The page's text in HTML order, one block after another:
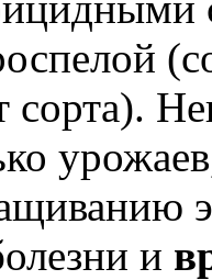
сорта).
и